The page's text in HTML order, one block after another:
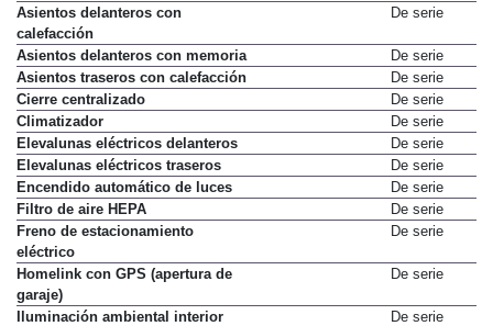
Asientos delanteros con
calefacción
De serie
Asientos delanteros con memoria
De serie
Asientos traseros con calefacción
De serie
Cierre centralizado
De serie
Climatizador
De serie
Elevalunas eléctricos delanteros
De serie
Elevalunas eléctricos traseros
De serie
Encendido automático de luces
De serie
Filtro de aire HEPA
De serie
Freno de estacionamiento
eléctrico
De serie
Homelink con GPS (apertura de
garaje)
De serie
Iluminación ambiental interior
De serie